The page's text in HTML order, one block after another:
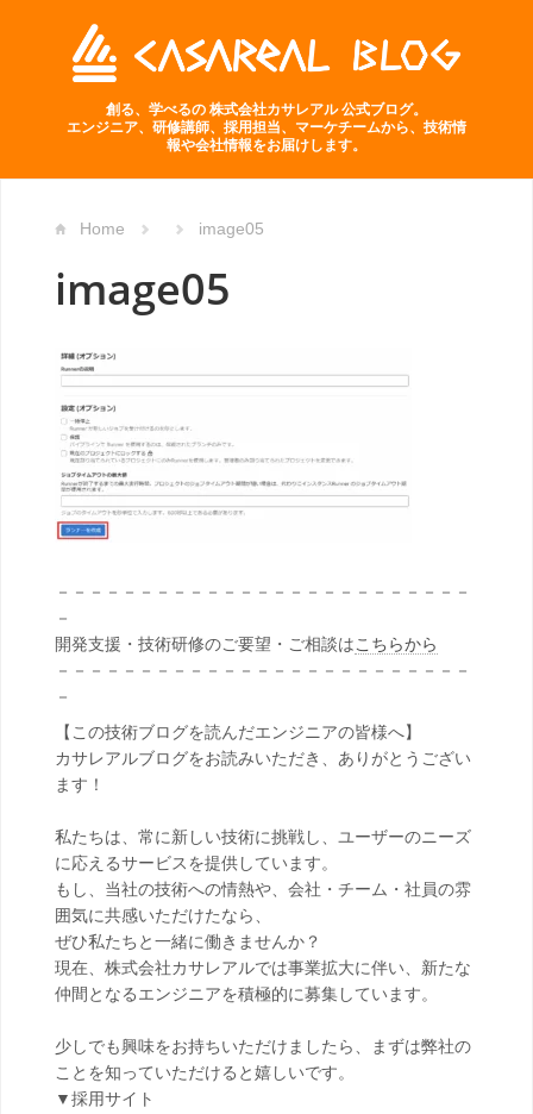
創る、学べるの 株式会社カサレアル 公式ブログ。
エンジニア、研修講師、採用担当、マーケチームから、技術情
報や会社情報をお届けします。
Home image05
image05
－－－－－－－－－－－－－－－－－－－－－－－－－
－
開発支援・技術研修のご要望・ご相談はこちらから
－－－－－－－－－－－－－－－－－－－－－－－－－
－
【この技術ブログを読んだエンジニアの皆様へ】
カサレアルブログをお読みいただき、ありがとうござい
ます！
私たちは、常に新しい技術に挑戦し、ユーザーのニーズ
に応えるサービスを提供しています。
もし、当社の技術への情熱や、会社・チーム・社員の雰
囲気に共感いただけたなら、
ぜひ私たちと一緒に働きませんか？
現在、株式会社カサレアルでは事業拡大に伴い、新たな
仲間となるエンジニアを積極的に募集しています。
少しでも興味をお持ちいただけましたら、まずは弊社の
ことを知っていただけると嬉しいです。
▼採用サイト